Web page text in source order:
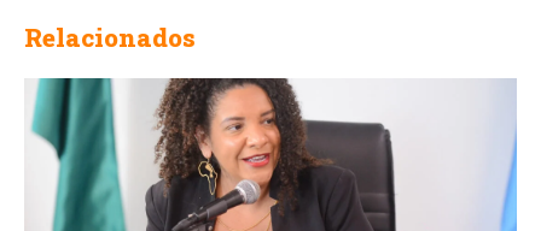
Relacionados